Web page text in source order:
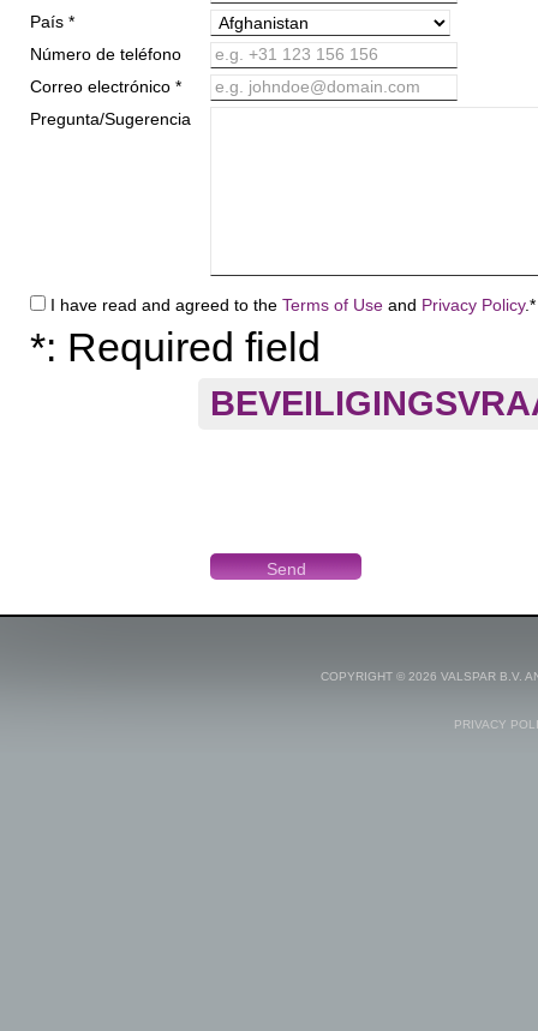
País *
Número de teléfono
e.g. +31 123 156 156
Correo electrónico *
e.g. johndoe@domain.com
Pregunta/Sugerencia
I have read and agreed to the Terms of Use and Privacy Policy.*
*: Required field
COPYRIGHT © 2026 VALSPAR B.V.
PRIVACY